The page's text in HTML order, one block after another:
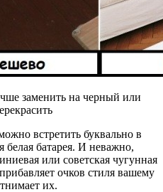
заменить на черный или
встретить буквально в
белая батарея. И неважно,
или советская чугунная
очков стиля вашему
их.